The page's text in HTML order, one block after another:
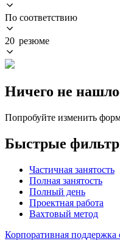
По соответствию
20 резюме
Ничего не
Попробуйте изменить
Быстрые
Частичная занятость
Полная занятость
Полный день
Проектная работа
Вахтовый метод
Корпоративная поддержка